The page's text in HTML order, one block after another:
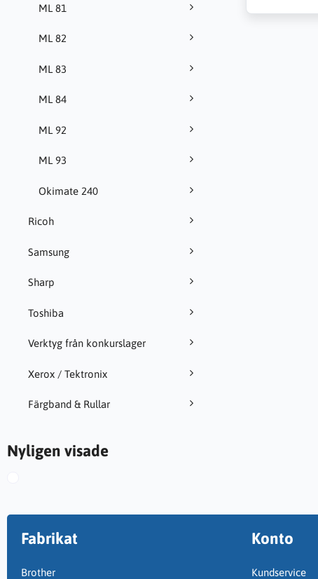
ML 81
ML 82
ML 83
ML 84
ML 92
ML 93
Okimate 240
Ricoh
Samsung
Sharp
Toshiba
Verktyg från konkurslager
Xerox / Tektronix
Färgband & Rullar
Nyligen visade
Fabrikat
Brother
Konto
Kundservice